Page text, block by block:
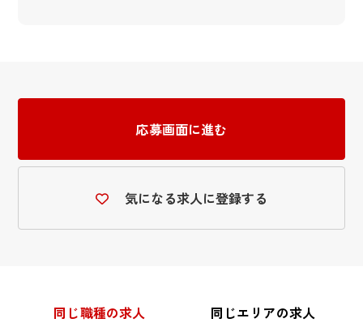
応募画面に進む
気になる求人に登録する
同じ職種の求人 同じエリアの求人